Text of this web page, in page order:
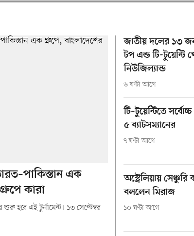
এক
কারা
হবে এই টুর্নামেন্ট। ১৩ সেপ্টেম্বর
জাতীয় দলের ১৩
টপ এন্ড টি-টুয়েন্টি
নিউজিল্যান্ড
৬ ঘণ্টা আগে
টি–টুয়েন্টিতে
৫ ব্যাটসম্যানের
৭ ঘণ্টা আগে
অস্ট্রেলিয়ায় সেঞ্চুরি
বললেন মিরাজ
১০ ঘণ্টা আগে